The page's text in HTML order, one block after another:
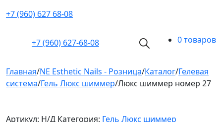
+7 (960) 627 68-08
+7 (960) 627-68-08 0 товаров
Главная/NE Esthetic Nails - Розница/Каталог/Гелевая
система/Гель Люкс шиммер/Люкс шиммер номер 27
Артикул: Н/Д Категория: Гель Люкс шиммер